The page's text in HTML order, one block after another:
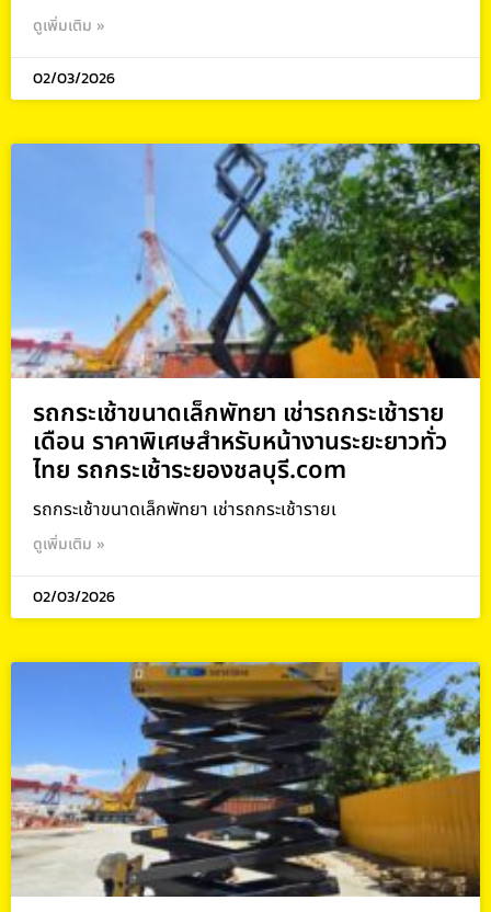
ดูเพิ่มเติม »
02/03/2026
รถกระเช้าขนาดเล็กพัทยา เช่ารถกระเช้าราย
เดือน ราคาพิเศษสำหรับหน้างานระยะยาวทั่ว
ไทย รถกระเช้าระยองชลบุรี.com
รถกระเช้าขนาดเล็กพัทยา เช่ารถกระเช้ารายเ
ดูเพิ่มเติม »
02/03/2026